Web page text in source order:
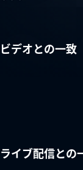
ビデオとの一致
ライブ配信との